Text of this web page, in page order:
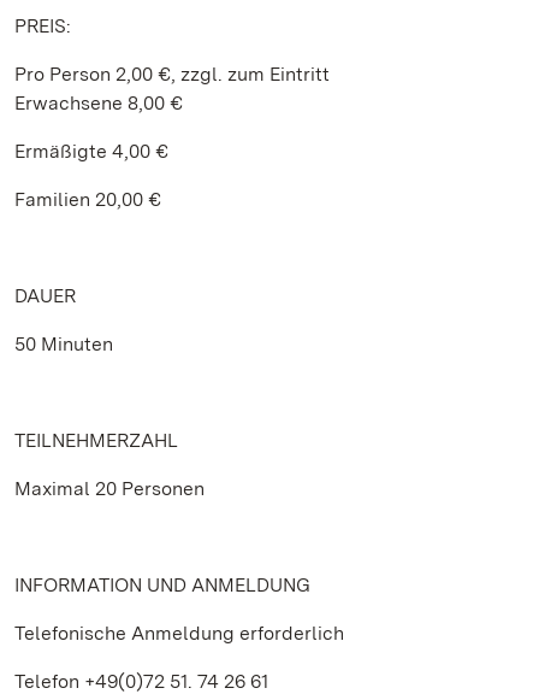
PREIS:
Pro Person 2,00 €, zzgl. zum Eintritt
Erwachsene 8,00 €
Ermäßigte 4,00 €
Familien 20,00 €
DAUER
50 Minuten
TEILNEHMERZAHL
Maximal 20 Personen
INFORMATION UND ANMELDUNG
Telefonische Anmeldung erforderlich
Telefon +49(0)72 51. 74 26 61